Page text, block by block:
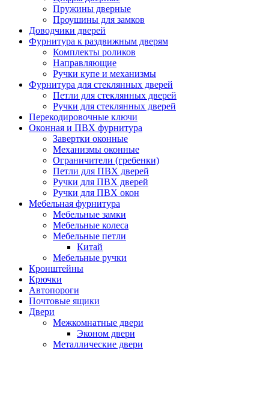
Пружины дверные
Проушины для замков
Доводчики дверей
Фурнитура к раздвижным дверям
Комплекты роликов
Направляющие
Ручки купе и механизмы
Фурнитура для стеклянных дверей
Петли для стеклянных дверей
Ручки для стеклянных дверей
Перекодировочные ключи
Оконная и ПВХ фурнитура
Завертки оконные
Механизмы оконные
Ограничители (гребенки)
Петли для ПВХ дверей
Ручки для ПВХ дверей
Ручки для ПВХ окон
Мебельная фурнитура
Мебельные замки
Мебельные колеса
Мебельные петли
Китай
Мебельные ручки
Кронштейны
Крючки
Автопороги
Почтовые ящики
Двери
Межкомнатные двери
Эконом двери
Металлические двери